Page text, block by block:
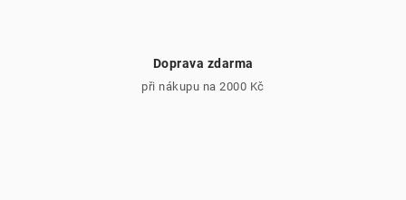
Doprava zdarma
při nákupu na 2000 Kč